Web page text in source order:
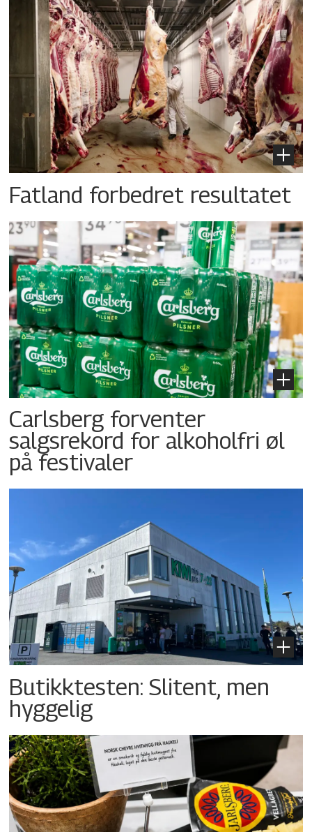
Fatland forbedret resultatet
Carlsberg forventer
salgsrekord for alkoholfri øl
på festivaler
Butikktesten: Slitent, men
hyggelig